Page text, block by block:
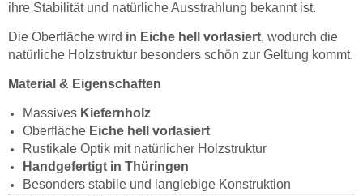
ihre Stabilität und natürliche Ausstrahlung bekannt ist.
Die Oberfläche wird in Eiche hell vorlasiert, wodurch die
natürliche Holzstruktur besonders schön zur Geltung kommt.
Material & Eigenschaften
Massives Kiefernholz
Oberfläche Eiche hell vorlasiert
Rustikale Optik mit natürlicher Holzstruktur
Handgefertigt in Thüringen
Besonders stabile und langlebige Konstruktion